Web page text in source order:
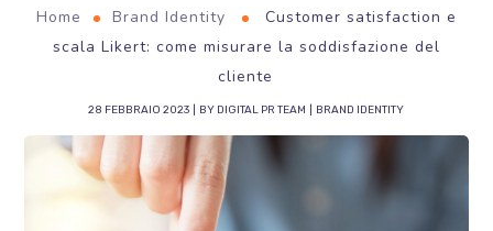
Home Brand Identity
Customer satisfaction e
scala Likert: come misurare la soddisfazione del
cliente
28 FEBBRAIO 2023 BY DIGITAL PR TEAM BRAND IDENTITY